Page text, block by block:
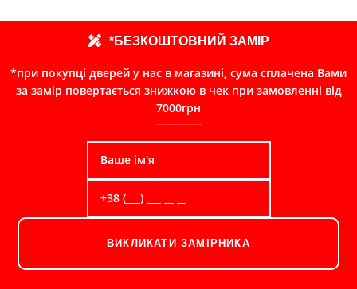
*БЕЗКОШТОВНИЙ ЗАМІР
*при покупці дверей у нас в магазині, сума сплачена Вами
за замір повертається знижкою в чек при замовленні від
7000грн
ВИКЛИКАТИ ЗАМІРНИКА